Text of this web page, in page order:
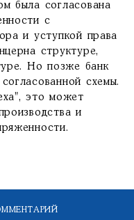
была согласована
с
и уступкой права
структуре,
Но позже банк
схемы.
это может
и